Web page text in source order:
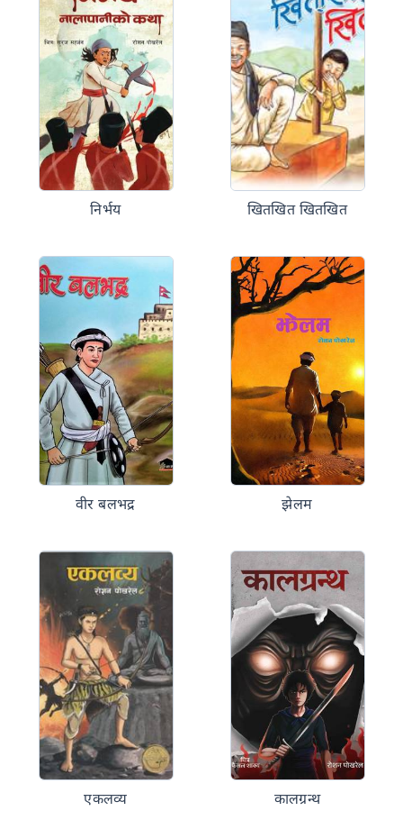
निर्भय खितखित खितखित
वीर बलभद्र झेलम
एकलव्य कालग्रन्थ